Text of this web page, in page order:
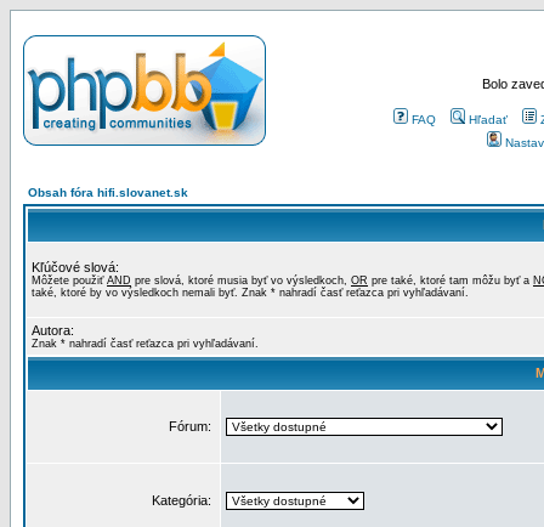
Bolo
FAQ Hľadať
Obsah fóra hifi.slovanet.sk
Kľúčové slová:
Môžete použiť AND pre slová, ktoré musia byť vo výsledkoch, OR pre také, ktoré tam môžu byť a
také, ktoré by vo výsledkoch nemali byť. Znak * nahradí časť reťazca pri vyhľadávaní.
Autora:
Znak * nahradí časť reťazca pri vyhľadávaní.
Fórum:
Kategória: